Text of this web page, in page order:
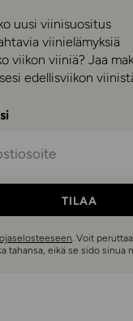
uusi viinisuositus
viinielämyksiä
viikon viiniä? Jaa
edellisviikon
TILAA
. Voit peruttaa
tahansa, eikä se sido sinua